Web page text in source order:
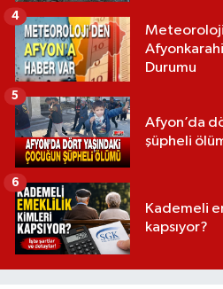
Durumu
4
Afyon’da
şüpheli
5
Kademeli
kapsıyor?
6